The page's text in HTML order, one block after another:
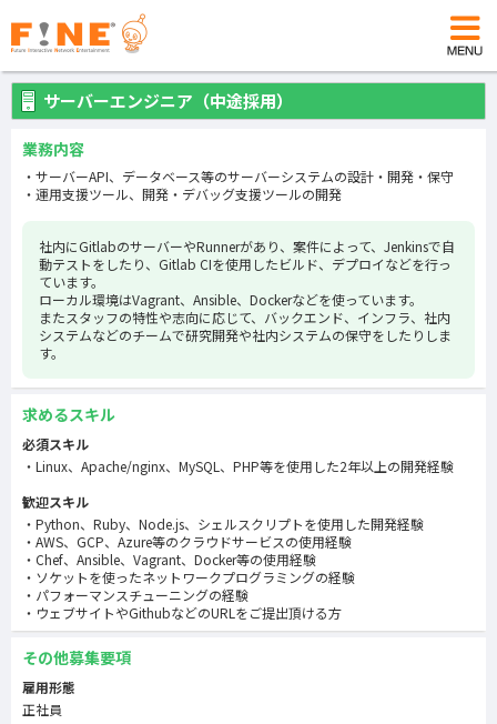
サーバーエンジニア（中途採用）
業務内容
サーバーAPI、データベース等のサーバーシステムの設計・開発・保守
運用支援ツール、開発・デバッグ支援ツールの開発
社内にGitlabのサーバーやRunnerがあり、案件によって、Jenkinsで自
動テストをしたり、Gitlab CIを使用したビルド、デプロイなどを行っ
ています。
ローカル環境はVagrant、Ansible、Dockerなどを使っています。
またスタッフの特性や志向に応じて、バックエンド、インフラ、社内
システムなどのチームで研究開発や社内システムの保守をしたりしま
す。
求めるスキル
必須スキル
Linux、Apache/nginx、MySQL、PHP等を使用した2年以上の開発経験
歓迎スキル
Python、Ruby、Node.js、シェルスクリプトを使用した開発経験
AWS、GCP、Azure等のクラウドサービスの使用経験
Chef、Ansible、Vagrant、Docker等の使用経験
ソケットを使ったネットワークプログラミングの経験
パフォーマンスチューニングの経験
ウェブサイトやGithubなどのURLをご提出頂ける方
その他募集要項
雇用形態
正社員